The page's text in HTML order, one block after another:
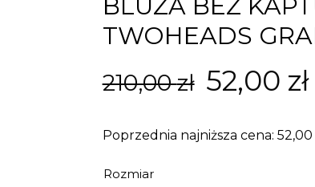
BLUZA BEZ
TWOHEADS
210,00zł
cena
52,00 zł
Poprzednia najniższa cena: 52,00
Rozmiar